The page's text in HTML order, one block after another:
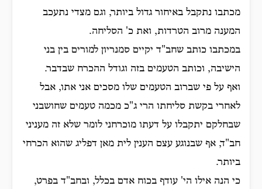
מכתבו נתקבל באיחור גדול ביותר, וגם מצדי נתעכב
המענה מרוב הטרדות, ואת כ' הסליחה.
במכתבו כותב שחב"ד יקיים סמנריון למורים בין בני
הישיבה, וכותב הטעמים בזה וגודל ההכרח שבדבר.
ואף על פי שברוב הטעמים שלו מסכים אני אתו, אבל
לאחרי בקשת סליחתו הרי ג"כ מכמה טעמים שחושבני
שבחלקם יתקבלו על דעתו מוכרחני לומר שלא זה מעניני
חב"ד, אף שבנוגע עצם הענין לית מאן דפליג שהוא הכרחי
ביותר.
כי הנה אילו הי' עודף בכוח אדם בכלל, ובחב"ד בפרט,